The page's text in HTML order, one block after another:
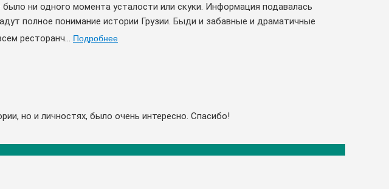
ни одного момента усталости или скуки. Информация подавалась
полное понимание истории Грузии. Быди и забавные и драматичные
ресторанч... Подробнее
но и личностях, было очень интересно. Спасибо!